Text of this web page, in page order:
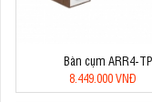
Bàn cụm ARR4-TP
8.449.000 VNĐ